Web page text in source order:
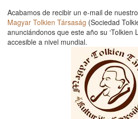
Acabamos de recibir un e-mail de
Magyar Tolkien Társaság (Sociedad
anunciándonos que este año su ‘Tolkien
accesible a nivel mundial.